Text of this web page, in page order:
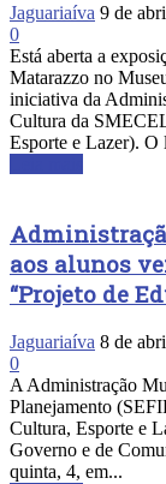
Jaguariaíva 9 de
0
Está aberta a
Matarazzo no
iniciativa da
Cultura da
Esporte e Lazer). O
aos alunos
“Projeto de
Jaguariaíva 8 de
0
A Administração
Planejamento
Cultura, Esporte e
Governo e de
quinta, 4, em...